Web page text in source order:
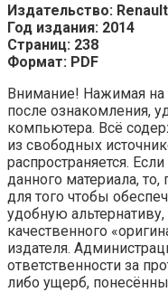
Издательство: Renault
Год издания: 2014
Страниц: 238
Формат: PDF
Внимание! Нажимая на
после ознакомления,
компьютера. Всё
из свободных
распространяется.
данного материала,
для того чтобы
удобную
качественного
издателя.
ответственности за
либо ущерб,